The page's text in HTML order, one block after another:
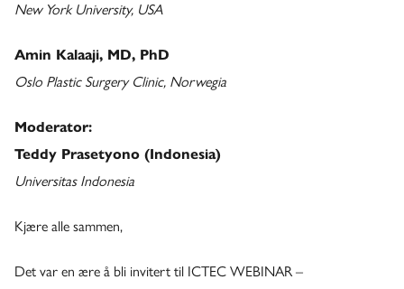
New York University, USA
Amin Kalaaji, MD, PhD
Oslo Plastic Surgery Clinic, Norwegia
Moderator:
Teddy Prasetyono (Indonesia)
Universitas Indonesia
Kjære alle sammen,
Det var en ære å bli invitert til ICTEC WEBINAR –